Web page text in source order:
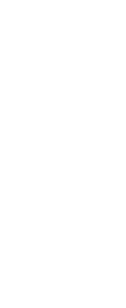
Person nach
Leben in der
Einwilligung der
Einwilligung muss auf dem
Person beruhen.
angemessen aufgeklärt
der untergebrachten
wenn sie aufgrund
in die
hat, um weiteren Schaden
Unterbringung: Das
beziehungsweise
der Unterbringung: Die
sowie die
nach dem PsychKHG, wenn
Person bereits dort